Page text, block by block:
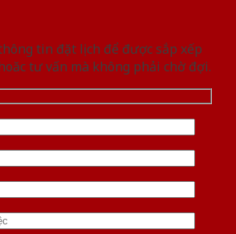
tin đặt lịch để được sắp xếp
tư vấn mà không phải chờ đợi.